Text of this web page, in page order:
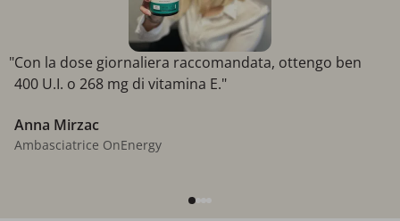
"Con la dose giornaliera raccomandata, ottengo ben
400 U.I. o 268 mg di vitamina E."
Anna Mirzac
Ambasciatrice OnEnergy